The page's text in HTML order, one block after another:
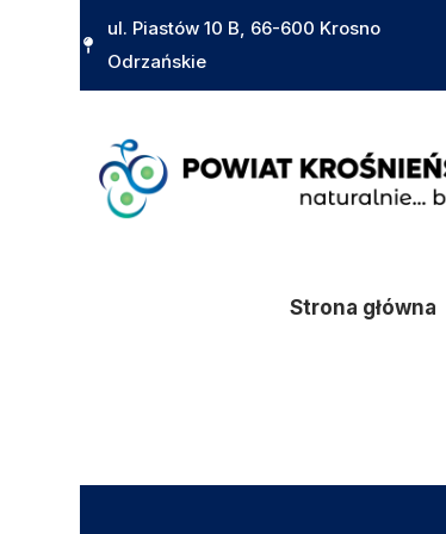
treściul. Piastów 10 B, 66-600 Krosno
Odrzańskie
Strona główna